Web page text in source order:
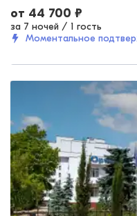
от 44 700 ₽
за 7 ночей / 1 гость
Моментальное